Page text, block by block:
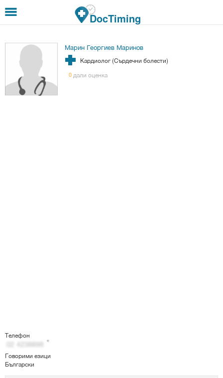
Премини към основното съдържание
DocTiming
Марин Георгиев Маринов
Кардиолог (Сърдечни болести)
0 дали оценка
Телефон
Говорими езици
Български